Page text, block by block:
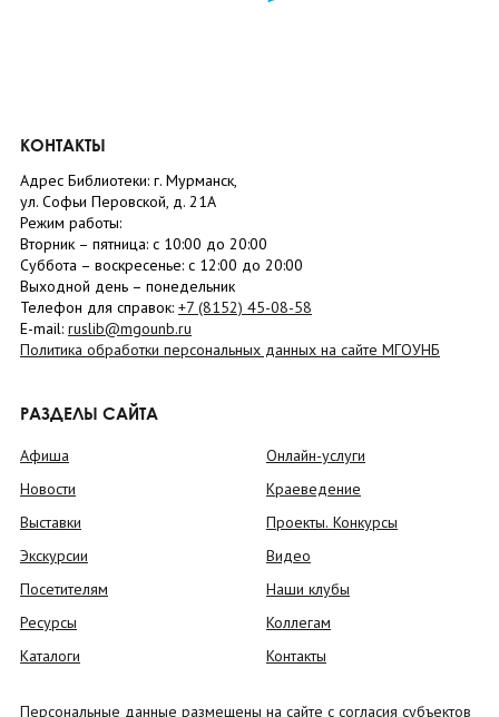
КОНТАКТЫ
Адрес Библиотеки: г. Мурманск,
ул. Софьи Перовской, д. 21А
Режим работы:
Вторник – пятница: с 10:00 до 20:00
Суббота – воскресенье: c 12:00 до 20:00
Выходной день – понедельник
Телефон для справок: +7 (8152) 45-08-58
E-mail: ruslib@mgounb.ru
Политика обработки персональных данных на сайте МГОУНБ
РАЗДЕЛЫ САЙТА
Афиша
Новости
Выставки
Экскурсии
Посетителям
Ресурсы
Каталоги
Онлайн-услуги
Краеведение
Проекты. Конкурсы
Видео
Наши клубы
Коллегам
Контакты
Персональные данные размещены на сайте с согласия субъектов